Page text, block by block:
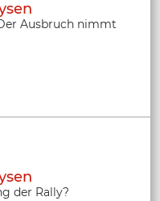
Ausbruch nimmt
der Rally?